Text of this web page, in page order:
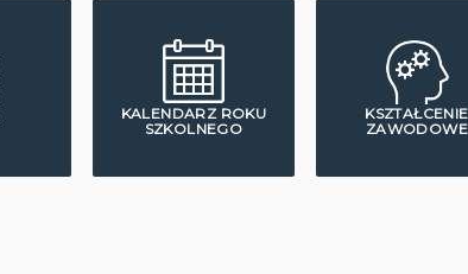
KALENDARZ ROKU
SZKOLNEGO
KSZTAŁCENIE
ZAWODOWE